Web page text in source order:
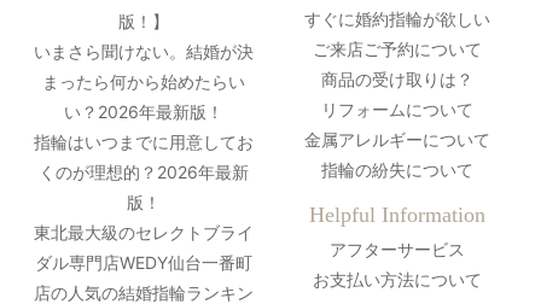
版！】
いまさら聞けない。結婚が決
まったら何から始めたらい
い？2026年最新版！
指輪はいつまでに用意してお
くのが理想的？2026年最新
版！
東北最大級のセレクトブライ
ダル専門店WEDY仙台一番町
店の人気の結婚指輪ランキン
すぐに婚約指輪が欲しい
ご来店ご予約について
商品の受け取りは？
リフォームについて
金属アレルギーについて
指輪の紛失について
Helpful Information
アフターサービス
お支払い方法について